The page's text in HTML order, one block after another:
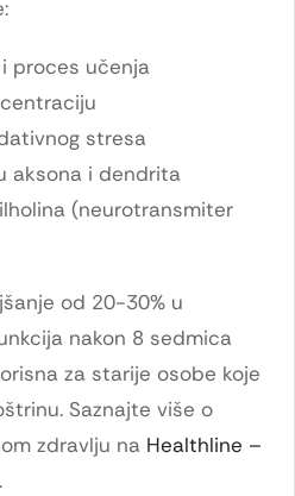
proces učenja
stresa
aksona i dendrita
(neurotransmiter
od 20-30% u
nakon 8 sedmica
za starije osobe koje
Saznajte više o
zdravlju na Healthline –
.